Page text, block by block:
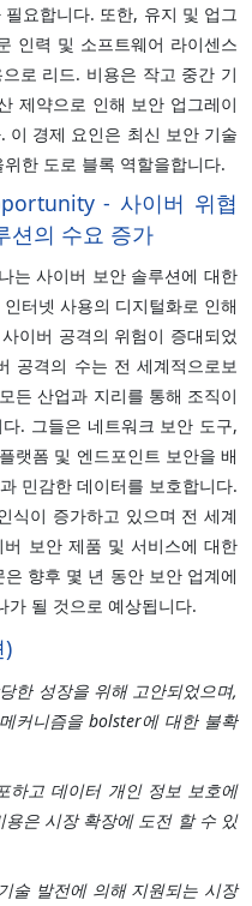
요합니다. 또한, 유지 및 업그
인력 및 소프트웨어 라이센스
로 리드. 비용은 작고 중간 기
제약으로 인해 보안 업그레이
이 경제 요인은 최신 보안 기술
한 도로 블록 역할을합니다.
- 사이버 위협
션의 수요 증가
는 사이버 보안 솔루션에 대한
터넷 사용의 디지털화로 인해
이버 공격의 위험이 증대되었
공격의 수는 전 세계적으로보
든 산업과 지리를 통해 조직이
. 그들은 네트워크 보안 도구,
랫폼 및 엔드포인트 보안을 배
민감한 데이터를 보호합니다.
식이 증가하고 있으며 전 세계
보안 제품 및 서비스에 대한
향후 몇 년 동안 보안 업계에
가 될 것으로 예상됩니다.
)
한 성장을 위해 고안되었으며,
커니즘을 bolster에 대한 불확
하고 데이터 개인 정보 보호에
은 시장 확장에 도전 할 수 있
술 발전에 의해 지원되는 시장